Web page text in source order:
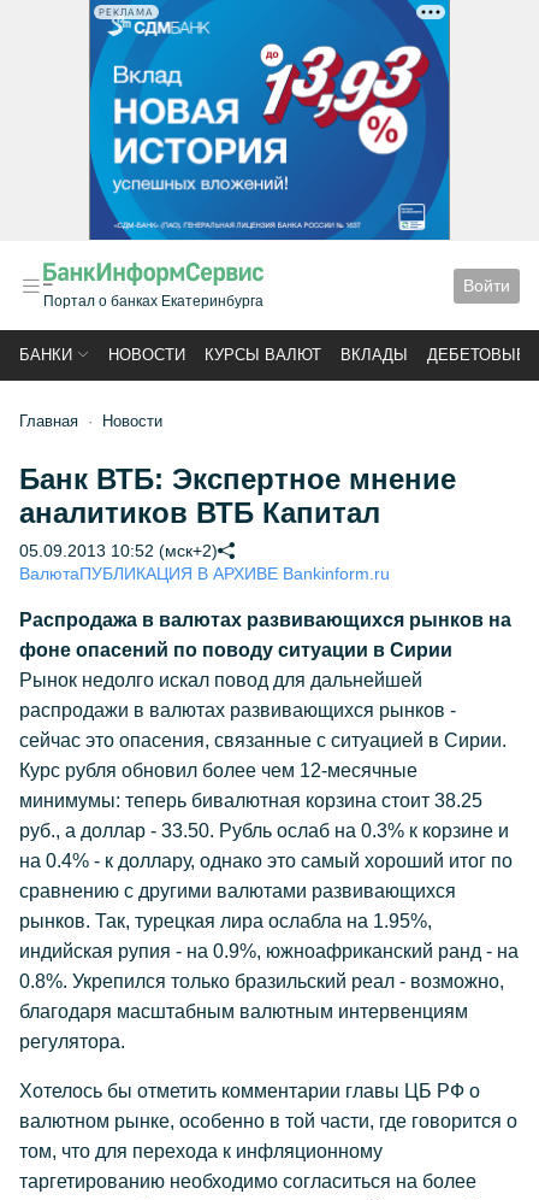
РЕКЛАМА
Портал о банках Екатеринбурга
Войти
БАНКИ НОВОСТИ КУРСЫ ВАЛЮТ ВКЛАДЫ ДЕБЕТОВЫЕ
Главная Новости
Банк ВТБ: Экспертное мнение
аналитиков ВТБ Капитал
05.09.2013 10:52 (мск+2)
ВалютаПУБЛИКАЦИЯ В АРХИВЕ Bankinform.ru
Распродажа в валютах развивающихся рынков на
фоне опасений по поводу ситуации в Сирии
Рынок недолго искал повод для дальнейшей
распродажи в валютах развивающихся рынков -
сейчас это опасения, связанные с ситуацией в Сирии.
Курс рубля обновил более чем 12-месячные
минимумы: теперь бивалютная корзина стоит 38.25
руб., а доллар - 33.50. Рубль ослаб на 0.3% к корзине и
на 0.4% - к доллару, однако это самый хороший итог по
сравнению с другими валютами развивающихся
рынков. Так, турецкая лира ослабла на 1.95%,
индийская рупия - на 0.9%, южноафриканский ранд - на
0.8%. Укрепился только бразильский реал - возможно,
благодаря масштабным валютным интервенциям
регулятора.
Хотелось бы отметить комментарии главы ЦБ РФ о
валютном рынке, особенно в той части, где говорится о
том, что для перехода к инфляционному
таргетированию необходимо согласиться на более